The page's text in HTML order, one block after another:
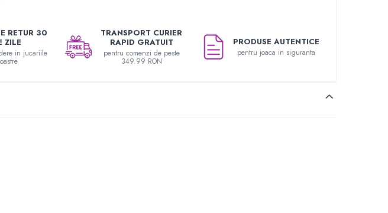
RETUR 30
ZILE
in jucariile
TRANSPORT CURIER
RAPID GRATUIT
pentru comenzi de peste
349.99 RON
PRODUSE AUTENTICE
pentru joaca in siguranta